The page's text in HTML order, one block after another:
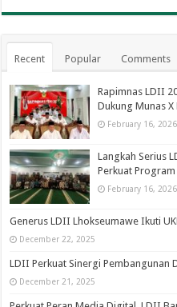
Recent Popular Comments
Rapimnas LDII
Dukung Munas
February 16, 2026
Langkah Serius
Perkuat Program
February 16, 2026
Generus LDII Lhokseumawe Ikuti
December 22, 2025
LDII Perkuat Sinergi Pembangunan
December 21, 2025